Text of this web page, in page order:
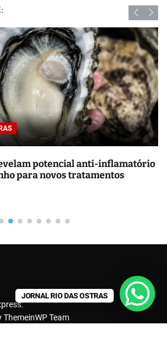
OSTRAS
vale a pena? Guia
ThemeinWP Team
JORNAL RIO DAS OSTRAS